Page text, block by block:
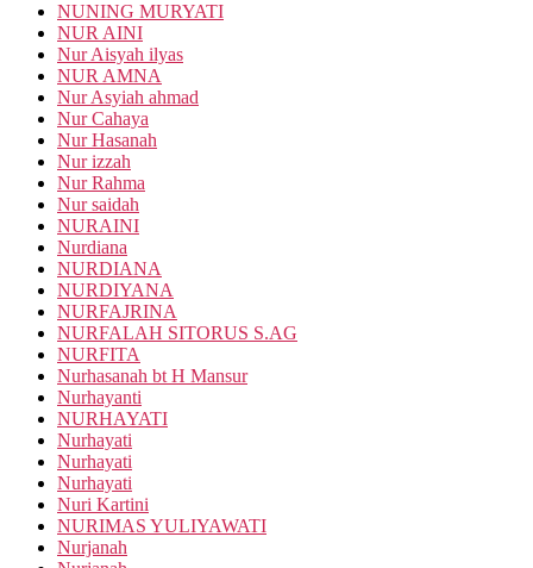
NUNING MURYATI
NUR AINI
Nur Aisyah ilyas
NUR AMNA
Nur Asyiah ahmad
Nur Cahaya
Nur Hasanah
Nur izzah
Nur Rahma
Nur saidah
NURAINI
Nurdiana
NURDIANA
NURDIYANA
NURFAJRINA
NURFALAH SITORUS S.AG
NURFITA
Nurhasanah bt H Mansur
Nurhayanti
NURHAYATI
Nurhayati
Nurhayati
Nurhayati
Nuri Kartini
NURIMAS YULIYAWATI
Nurjanah